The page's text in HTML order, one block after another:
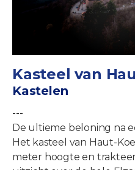
Kasteel van
Kastelen
---
De ultieme beloning na
Het kasteel van Haut-
meter hoogte en